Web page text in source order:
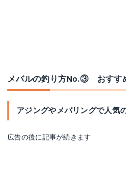
メバルの釣り方No.③ おすす
アジングやメバリングで人気
広告の後に記事が続きます